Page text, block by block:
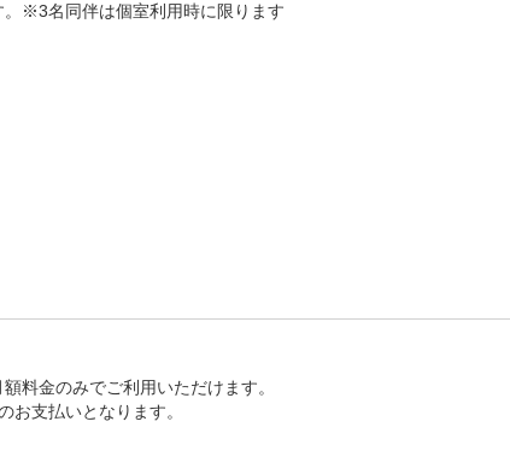
※3名同伴は個室利用時に限ります
料金のみでご利用いただけます。
お支払いとなります。